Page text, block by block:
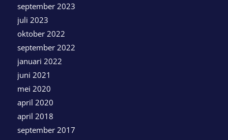
september 2023
juli 2023
oktober 2022
september 2022
januari 2022
juni 2021
mei 2020
april 2020
april 2018
september 2017